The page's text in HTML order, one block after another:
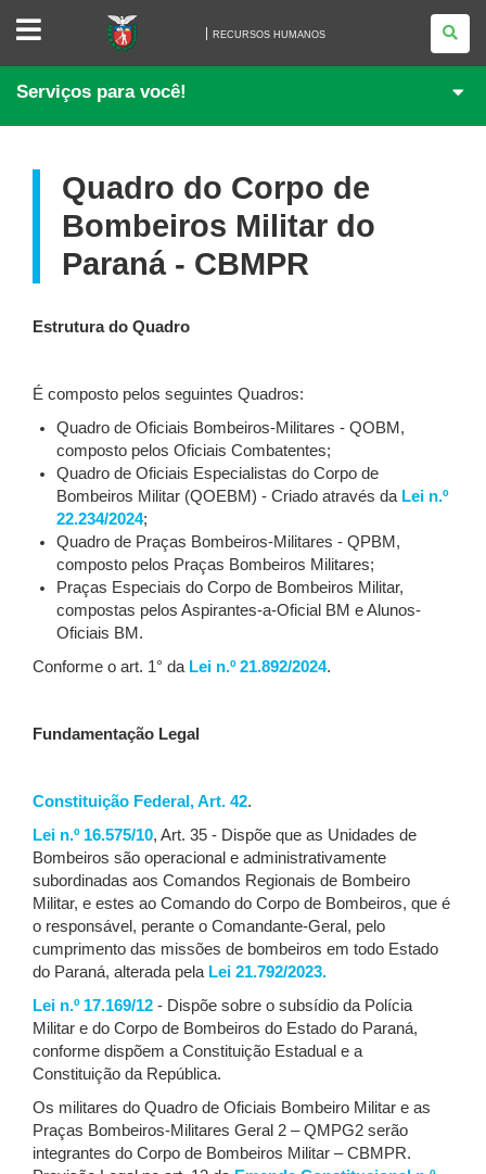
RECURSOS
HUMANOS
RECURSOS HUMANOS
Serviços para você!
Quadro do Corpo de
Bombeiros Militar do
Paraná - CBMPR
Estrutura do Quadro
É composto pelos seguintes Quadros:
Quadro de Oficiais Bombeiros-Militares - QOBM,
composto pelos Oficiais Combatentes;
Quadro de Oficiais Especialistas do Corpo de
Bombeiros Militar (QOEBM) - Criado através da Lei n.º
22.234/2024;
Quadro de Praças Bombeiros-Militares - QPBM,
composto pelos Praças Bombeiros Militares;
Praças Especiais do Corpo de Bombeiros Militar,
compostas pelos Aspirantes-a-Oficial BM e Alunos-
Oficiais BM.
Conforme o art. 1° da Lei n.º 21.892/2024.
Fundamentação Legal
Constituição Federal, Art. 42.
Lei n.º 16.575/10, Art. 35 - Dispõe que as Unidades de
Bombeiros são operacional e administrativamente
subordinadas aos Comandos Regionais de Bombeiro
Militar, e estes ao Comando do Corpo de Bombeiros, que é
o responsável, perante o Comandante-Geral, pelo
cumprimento das missões de bombeiros em todo Estado
do Paraná, alterada pela Lei 21.792/2023.
Lei n.º 17.169/12 - Dispõe sobre o subsídio da Polícia
Militar e do Corpo de Bombeiros do Estado do Paraná,
conforme dispõem a Constituição Estadual e a
Constituição da República.
Os militares do Quadro de Oficiais Bombeiro Militar e as
Praças Bombeiros-Militares Geral 2 – QMPG2 serão
integrantes do Corpo de Bombeiros Militar – CBMPR.